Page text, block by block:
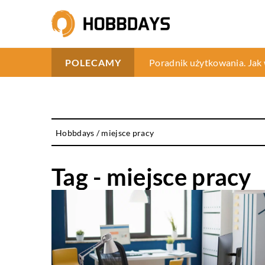
POLECAMY Znaczenie rękawic
Poradnik użytkowania.
Obrazy ze zwierzętami:
Hobbdays /miejsce pracy
Tag - miejsce pracy